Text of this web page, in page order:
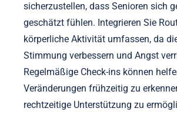
sicherzustellen, dass Senioren sich
geschätzt fühlen. Integrieren Sie
körperliche Aktivität umfassen, da
Stimmung verbessern und Angst
Regelmäßige Check-ins können
Veränderungen frühzeitig zu
rechtzeitige Unterstützung zu